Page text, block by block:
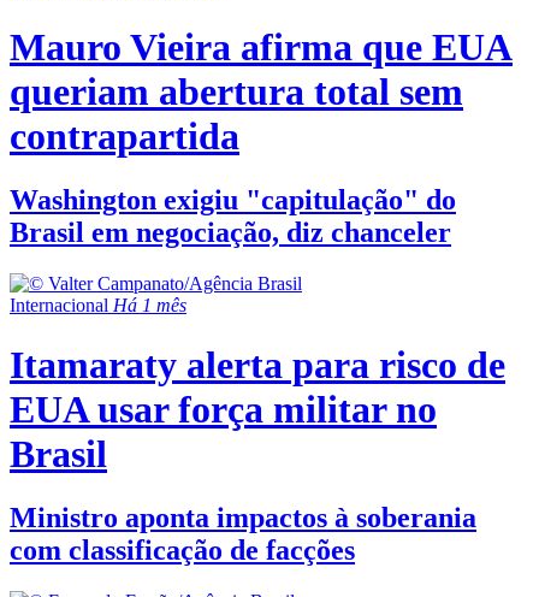
Mauro Vieira afirma que EUA
queriam abertura total sem
contrapartida
Washington exigiu "capitulação" do
Brasil em negociação, diz chanceler
Internacional Há 1 mês
Itamaraty alerta para risco de
EUA usar força militar no
Brasil
Ministro aponta impactos à soberania
com classificação de facções